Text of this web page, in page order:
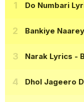
Do Numbari
Bankiye
Narak Lyrics -
Dhol Jageero